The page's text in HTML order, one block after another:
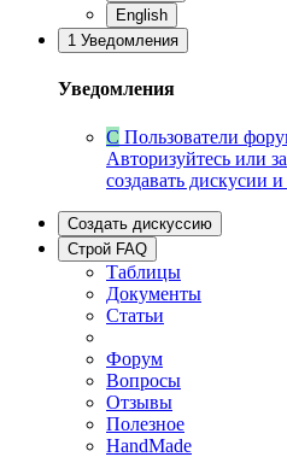
English
1 Уведомления
Уведомления
С Пользователи
Авторизуйтесь или
создавать дискусии
Создать дискуссию
Строй FAQ
Таблицы
Документы
Статьи
Форум
Вопросы
Отзывы
Полезное
HandMade